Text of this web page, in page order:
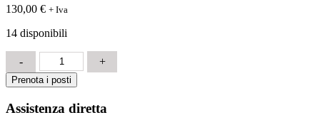
130,00 € + Iva
14 disponibili
-
Aggiornamento
Preposto
6
quantità
+
Prenota i posti
Assistenza diretta